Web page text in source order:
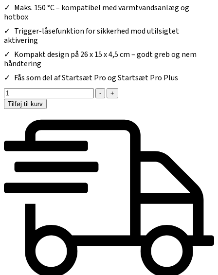
Maks. 150 °C – kompatibel med varmtvandsanlæg og
hotbox
Trigger-låsefunktion for sikkerhed mod utilsigtet
aktivering
Kompakt design på 26 x 15 x 4,5 cm – godt greb og nem
håndtering
Fås som del af Startsæt Pro og Startsæt Pro Plus
-
+
Tilføj til kurv